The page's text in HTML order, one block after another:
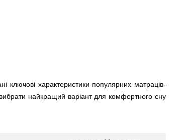
ключові характеристики популярних матраців-
найкращий варіант для комфортного сну